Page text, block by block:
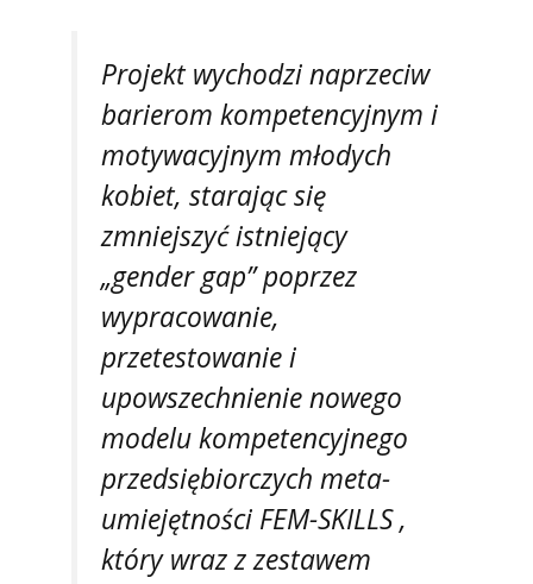
Projekt wychodzi naprzeciw
barierom kompetencyjnym i
motywacyjnym młodych
kobiet, starając się
zmniejszyć istniejący
„gender gap” poprzez
wypracowanie,
przetestowanie i
upowszechnienie nowego
modelu kompetencyjnego
przedsiębiorczych meta-
umiejętności FEM-SKILLS ,
który wraz z zestawem